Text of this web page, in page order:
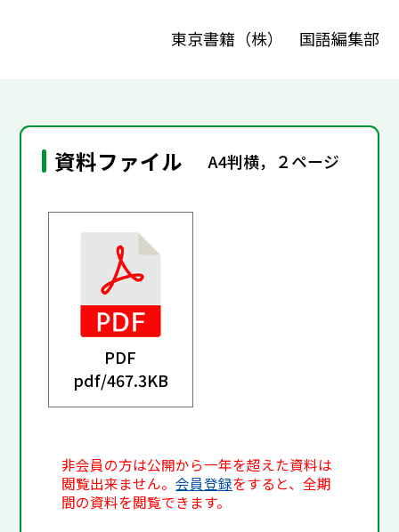
東京書籍（株） 国語編集部
資料ファイル A4判横，２ページ
PDF
pdf/467.3KB
非会員の方は公開から一年を超えた資料は
閲覧出来ません。会員登録をすると、全期
間の資料を閲覧できます。